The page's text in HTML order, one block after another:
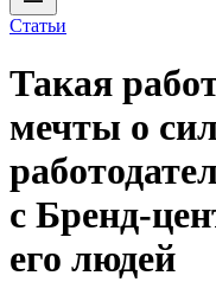
Статьи
Такая
мечты о
с Бренд-
его людей